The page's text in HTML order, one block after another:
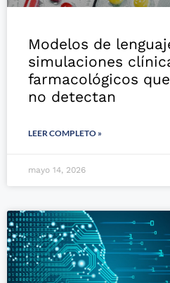
Modelos de
simulaciones
farmacológicos
no detectan
LEER COMPLETO »
mayo 14, 2026